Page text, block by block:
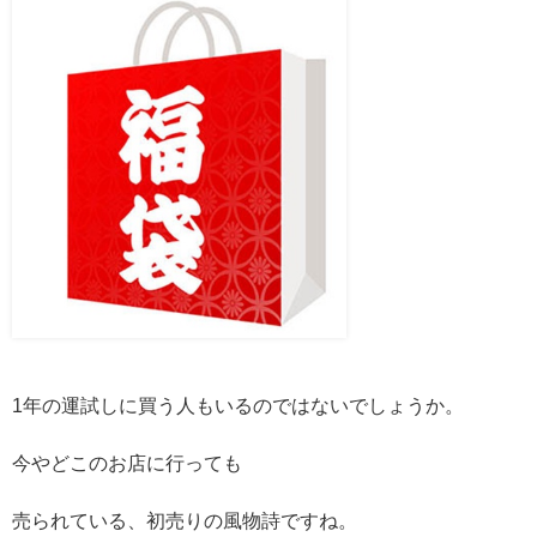
1年の運試しに買う人もいるのではないでしょうか。
今やどこのお店に行っても
売られている、初売りの風物詩ですね。